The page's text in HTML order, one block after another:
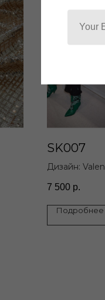
SK007
Дизайн:
7 500 р.
Подробнее